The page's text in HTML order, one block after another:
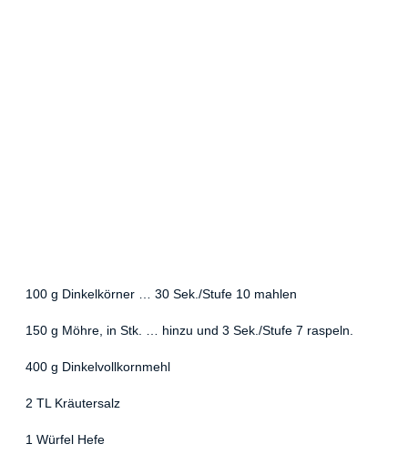
100 g Dinkelkörner … 30 Sek./Stufe 10 mahlen
150 g Möhre, in Stk. … hinzu und 3 Sek./Stufe 7 raspeln.
400 g Dinkelvollkornmehl
2 TL Kräutersalz
1 Würfel Hefe